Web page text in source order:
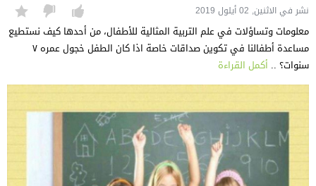
نشر في الاثنين, 02 أيلول 2019
معلومات وتساؤلات في علم التربية المثالية للأطفال، من أحدها كيف نستطيع
مساعدة أطفالنا في تكوين صداقات خاصة اذا كان الطفل خجول عمره ٧
سنوات؟ .. أكمل القراءة